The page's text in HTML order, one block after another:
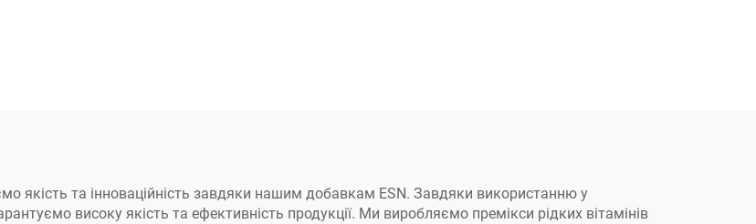
якість та інноваційність завдяки нашим добавкам ESN. Завдяки використанню у
високу якість та ефективність продукції. Ми виробляємо премікси рідких вітамінів